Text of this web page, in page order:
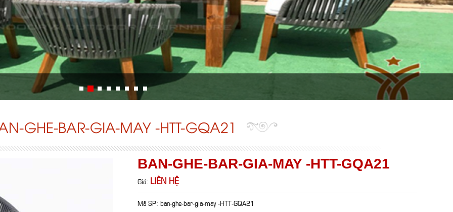
GHE-BAR-GIA-MAY -HTT-GQA21
BAN-GHE-BAR-GIA-MAY -HTT-GQA21
Giá: LIÊN HỆ
Mã SP: ban-ghe-bar-gia-may -HTT-GQA21